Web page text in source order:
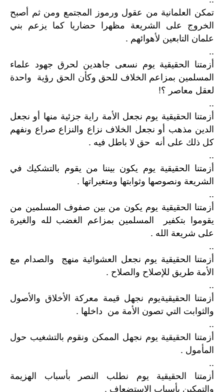
تمكن العلمانية من عقول ورموز المجتمع ومن ثم أصبح
الخروج على الشريعة مظهرا حضاريا كما يزعم بني
علمان التابعين لأهوائهم .
..
أزمتنا الحقيقية يوم نسعى جاهدين لحرق جهود علماء
المسلمين بمزاعم الخلاف للحق وكأن الحق رؤية واحدة
لعقل معاصر ؟!
..
أزمتنا الحقيقية يوم نجعل الأمة راية جزئية منها أو نجعل
الدين مذهب أو نجعل الخلاف نزاع والنزاع صراع ونفهم
كل ذلك على أنه حق لا باطل فيه .
..
أزمتنا الحقيقية يوم يكون بيننا من يقوم بالتشكيك في
الشريعة ونصوصها وثوابتها ومتغيراتها .
..
أزمتنا الحقيقية يوم يكون من بين صفوف المسلمين من
يقوموا بتكفير المسلمين بمزاعم الغضب لله والغيرة
على شريعة الله .
..
أزمتنا الحقيقية يوم نجعل العشوائية منهج والصدام مع
الأمة طريق للإصلاح والصلاح .
..
أزمتنا الحقيقيةيوم نجهل قيمة معركة الأخلاق والأصول
والثوابت التي تصون الأمة من داخلها .
..
أزمتنا الحقيقية يوم نجهل الممكن ونقوم بالتشغيب حول
المأمول .
..
أزمتنا الحقيقية يوم نطلب النصر بأسباب الهزيمة
والتمكين بأسباب الإستضعاف .